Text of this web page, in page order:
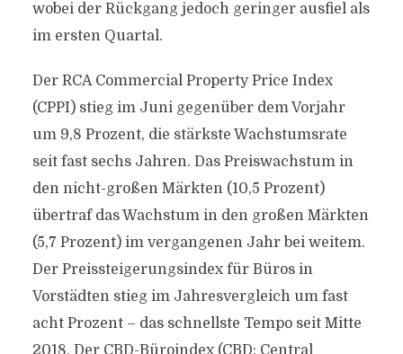
wobei der Rückgang jedoch geringer ausfiel als
im ersten Quartal.
Der RCA Commercial Property Price Index
(CPPI) stieg im Juni gegenüber dem Vorjahr
um 9,8 Prozent, die stärkste Wachstumsrate
seit fast sechs Jahren. Das Preiswachstum in
den nicht-großen Märkten (10,5 Prozent)
übertraf das Wachstum in den großen Märkten
(5,7 Prozent) im vergangenen Jahr bei weitem.
Der Preissteigerungsindex für Büros in
Vorstädten stieg im Jahresvergleich um fast
acht Prozent – das schnellste Tempo seit Mitte
2018. Der CBD-Büroindex (CBD: Central